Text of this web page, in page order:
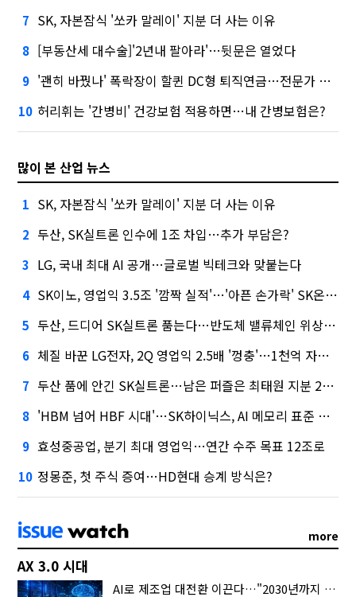
7 SK, 자본잠식 '쏘카 말레이' 지분 더 사는 이유
8 [부동산세 대수술]'2년내 팔아라'…뒷문은 열었다
9 '괜히 바꿨나' 폭락장이 할퀸 DC형 퇴직연금…전문가 조언은
10 허리휘는 '간병비' 건강보험 적용하면…내 간병보험은?
많이 본 산업 뉴스
1 SK, 자본잠식 '쏘카 말레이' 지분 더 사는 이유
2 두산, SK실트론 인수에 1조 차입…추가 부담은?
3 LG, 국내 최대 AI 공개…글로벌 빅테크와 맞붙는다
4 SK이노, 영업익 3.5조 '깜짝 실적'…'아픈 손가락' SK온의 반전
5 두산, 드디어 SK실트론 품는다…반도체 밸류체인 위상 강화
6 체질 바꾼 LG전자, 2Q 영업익 2.5배 '껑충'…1천억 자사주 태운다
7 두산 품에 안긴 SK실트론…남은 퍼즐은 최태원 지분 29.4%
8 'HBM 넘어 HBF 시대'…SK하이닉스, AI 메모리 표준 선점 나섰다
9 효성중공업, 분기 최대 영업익…연간 수주 목표 12조로
10 정몽준, 첫 주식 증여…HD현대 승계 방식은?
more
AX 3.0 시대
AI로 제조업 대전환 이끈다…"2030년까지 민관합동 20조 투자"